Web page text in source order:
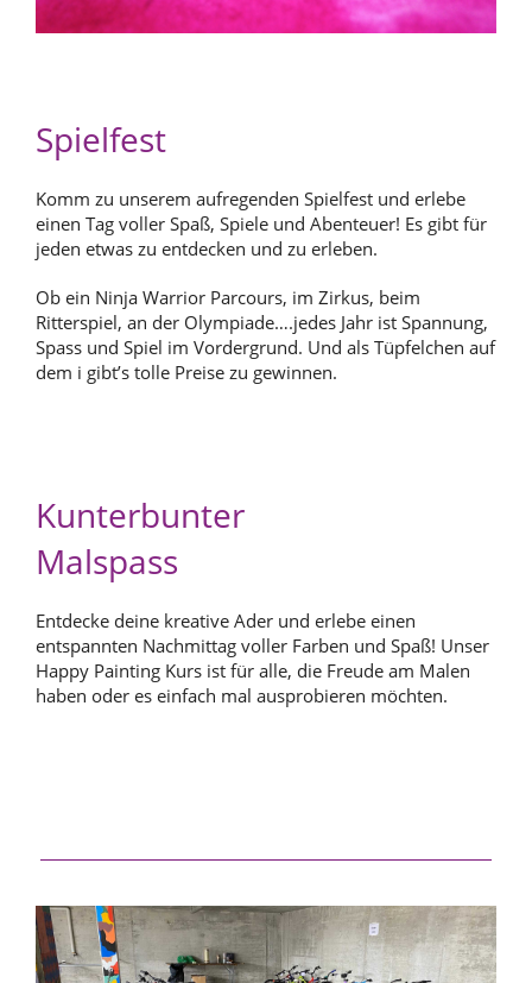
Spielfest
Komm zu unserem aufregenden Spielfest und erlebe
einen Tag voller Spaß, Spiele und Abenteuer! Es gibt für
jeden etwas zu entdecken und zu erleben.
Ob ein Ninja Warrior Parcours, im Zirkus, beim
Ritterspiel, an der Olympiade….jedes Jahr ist Spannung,
Spass und Spiel im Vordergrund. Und als Tüpfelchen auf
dem i gibt’s tolle Preise zu gewinnen.
Kunterbunter
Malspass
Entdecke deine kreative Ader und erlebe einen
entspannten Nachmittag voller Farben und Spaß! Unser
Happy Painting Kurs ist für alle, die Freude am Malen
haben oder es einfach mal ausprobieren möchten.